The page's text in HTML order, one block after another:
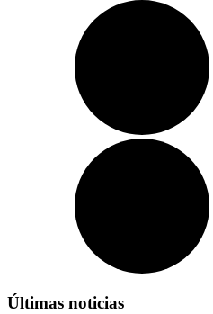
Últimas noticias